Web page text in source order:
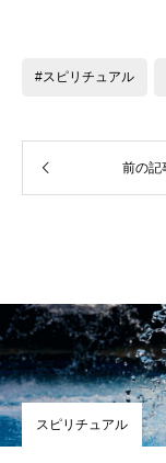
#スピリチュアル
前の記
スピリチュアル